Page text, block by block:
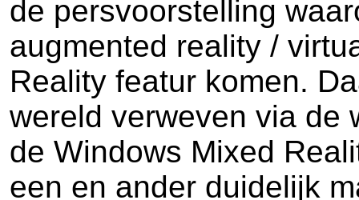
de persvoorstelling
augmented reality /
Reality featur komen.
wereld verweven via de
de Windows Mixed
een en ander duidelijk